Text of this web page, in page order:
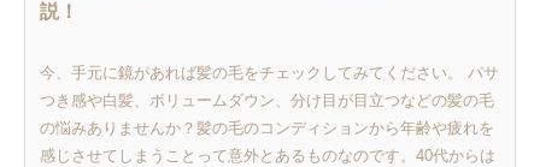
説！
今、手元に鏡があれば髪の毛をチェックしてみてください。 パサ
つき感や白髪、ボリュームダウン、分け目が目立つなどの髪の毛
の悩みありませんか？髪の毛のコンディションから年齢や疲れを
感じさせてしまうことって意外とあるものなのです。40代からは